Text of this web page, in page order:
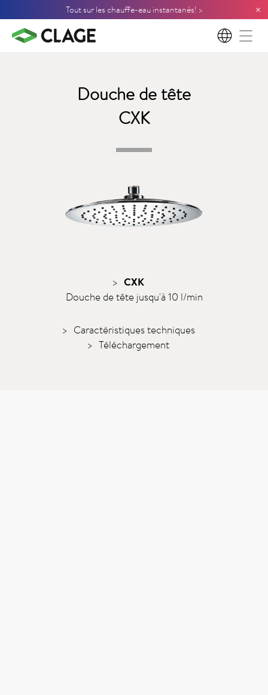
Tout sur les chauffe-eau instantanés! > ×
FR
Douche de tête
CXK
CXK
Douche de tête jusqu'à 10 l/min
Caractéristiques techniques
Téléchargement